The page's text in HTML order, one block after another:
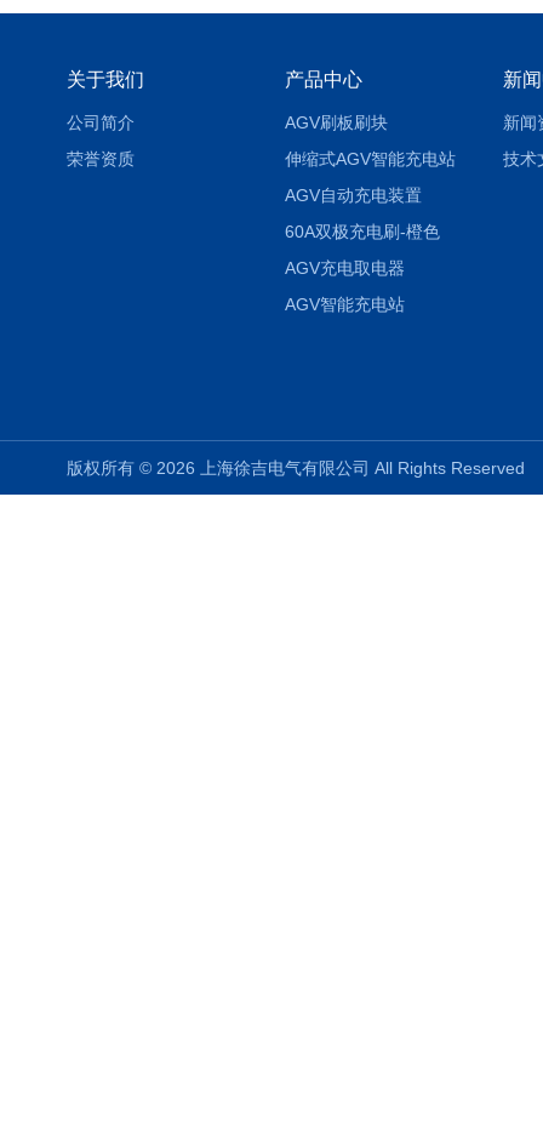
关于我们
公司简介
荣誉资质
产品中心
AGV刷板刷块
伸缩式AGV智能充电站
AGV自动充电装置
60A双极充电刷-橙色
AGV充电取电器
AGV智能充电站
新
新闻
技术
版权所有 © 2026 上海徐吉电气有限公司 All Rights